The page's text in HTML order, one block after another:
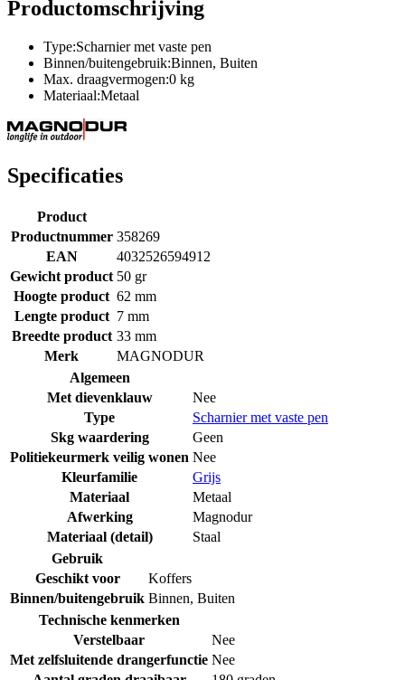
Productomschrijving
Type:Scharnier met vaste pen
Binnen/buitengebruik:Binnen, Buiten
Max. draagvermogen:0 kg
Materiaal:Metaal
Specificaties
Product
Productnummer 358269
EAN
4032526594912
Gewicht product 50 gr
Hoogte product 62 mm
Lengte product 7 mm
Breedte product 33 mm
Merk
MAGNODUR
Algemeen
Met dievenklauw
Nee
Type
Scharnier met vaste pen
Skg waardering
Geen
Politiekeurmerk veilig wonen Nee
Kleurfamilie
Grijs
Materiaal
Metaal
Afwerking
Magnodur
Materiaal (detail)
Staal
Gebruik
Geschikt voor
Koffers
Binnen/buitengebruik Binnen, Buiten
Technische kenmerken
Verstelbaar
Nee
Met zelfsluitende drangerfunctie Nee